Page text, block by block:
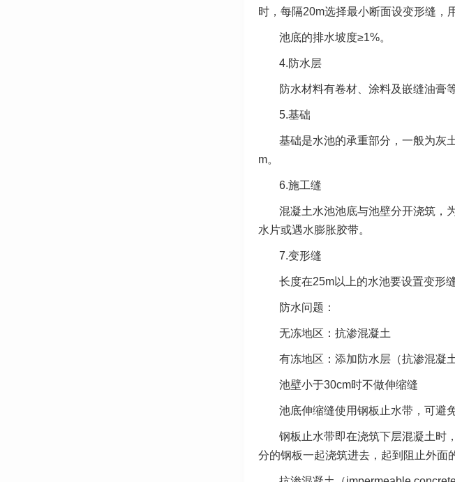
时，每隔20m选择最小断面设变形缝，
池底的排水坡度≥1%。
4.防水层
防水材料有卷材、涂料及嵌缝油膏
5.基础
基础是水池的承重部分，一般为灰
m。
6.施工缝
混凝土水池池底与池壁分开浇筑，
水片或遇水膨胀胶带。
7.变形缝
长度在25m以上的水池要设置变形
防水问题：
无冻地区：抗渗混凝土
有冻地区：添加防水层（抗渗混凝
池壁小于30cm时不做伸缩缝
池底伸缩缝使用钢板止水带，可避
钢板止水带即在浇筑下层混凝土时
分的钢板一起浇筑进去，起到阻止外面